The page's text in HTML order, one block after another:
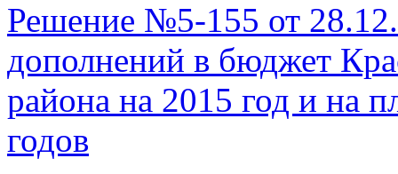
Решение №5-155 от
дополнений в бюджет
района на 2015 год и на
годов